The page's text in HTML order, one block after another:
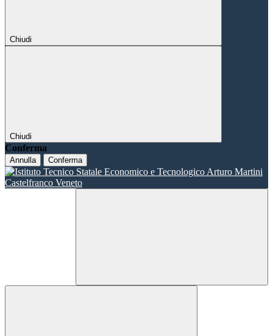
Chiudi
Chiudi
Conferma
Annulla Conferma